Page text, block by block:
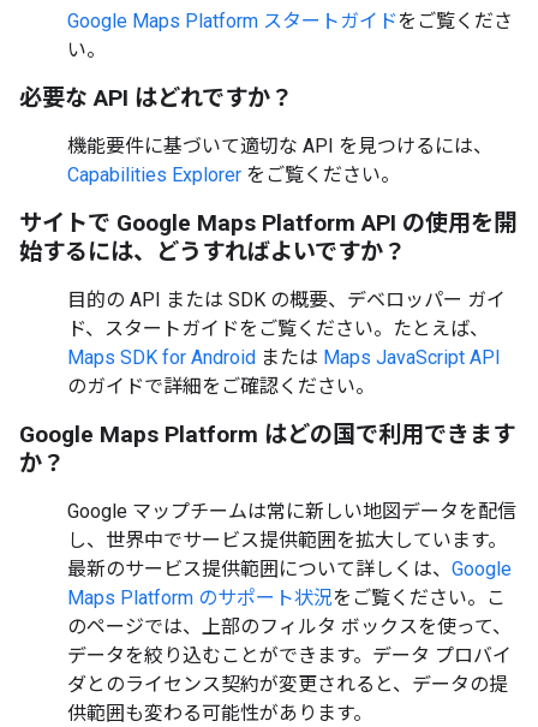
Google Maps Platform スタートガイドをご覧くださ
い。
必要な API はどれですか？
機能要件に基づいて適切な API を見つけるには、
Capabilities Explorer をご覧ください。
サイトで Google Maps Platform API の使用を開
始するには、どうすればよいですか？
目的の API または SDK の概要、デベロッパー ガイ
ド、スタートガイドをご覧ください。たとえば、
Maps SDK for Android または Maps JavaScript API
のガイドで詳細をご確認ください。
Google Maps Platform はどの国で利用できます
か？
Google マップチームは常に新しい地図データを配信
し、世界中でサービス提供範囲を拡大しています。
最新のサービス提供範囲について詳しくは、 Google
Maps Platform のサポート状況をご覧ください。こ
のページでは、上部のフィルタ ボックスを使って、
データを絞り込むことができます。データ プロバイ
ダとのライセンス契約が変更されると、データの提
供範囲も変わる可能性があります。